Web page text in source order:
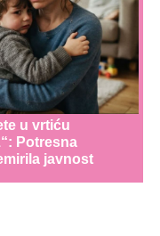
u vrtiću
Potresna
javnost